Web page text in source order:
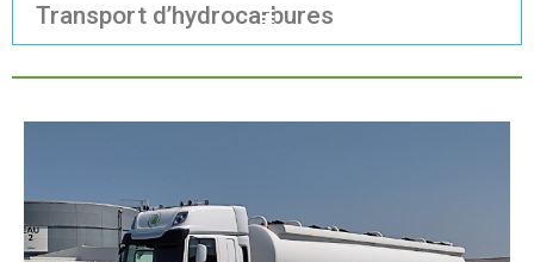
Transport d’hydrocarbures